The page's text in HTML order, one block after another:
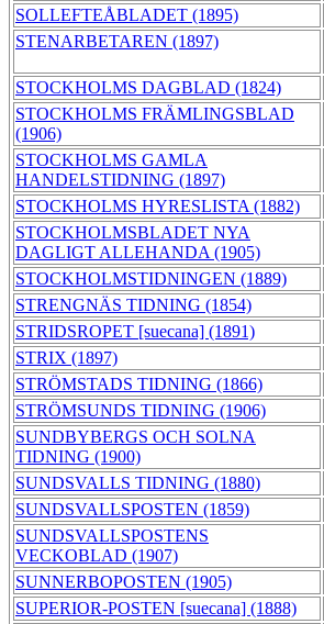
SOLLEFTEÅBLADET (1895)
STENARBETAREN (1897)
STOCKHOLMS DAGBLAD (1824)
STOCKHOLMS FRÄMLINGSBLAD
(1906)
STOCKHOLMS GAMLA
HANDELSTIDNING (1897)
STOCKHOLMS HYRESLISTA (1882)
STOCKHOLMSBLADET NYA
DAGLIGT ALLEHANDA (1905)
STOCKHOLMSTIDNINGEN (1889)
STRENGNÄS TIDNING (1854)
STRIDSROPET [suecana] (1891)
STRIX (1897)
STRÖMSTADS TIDNING (1866)
STRÖMSUNDS TIDNING (1906)
SUNDBYBERGS OCH SOLNA
TIDNING (1900)
SUNDSVALLS TIDNING (1880)
SUNDSVALLSPOSTEN (1859)
SUNDSVALLSPOSTENS
VECKOBLAD (1907)
SUNNERBOPOSTEN (1905)
SUPERIOR-POSTEN [suecana] (1888)